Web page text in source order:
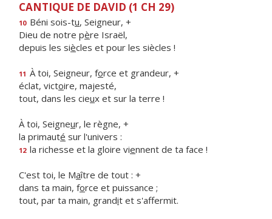
CANTIQUE DE DAVID (1 CH 29)
10 Béni sois-tu, Seigneur, +
Dieu de notre père Israël,
depuis les siècles et pour les siècles !
11 À toi, Seigneur, force et grandeur, +
éclat, victoire, majesté,
tout, dans les cieux et sur la terre !
À toi, Seigneur, le règne, +
la primauté sur l'univers :
12 la richesse et la gloire viennent de ta face !
C'est toi, le Maître de tout : +
dans ta main, force et puissance ;
tout, par ta main, grandit et s'affermit.